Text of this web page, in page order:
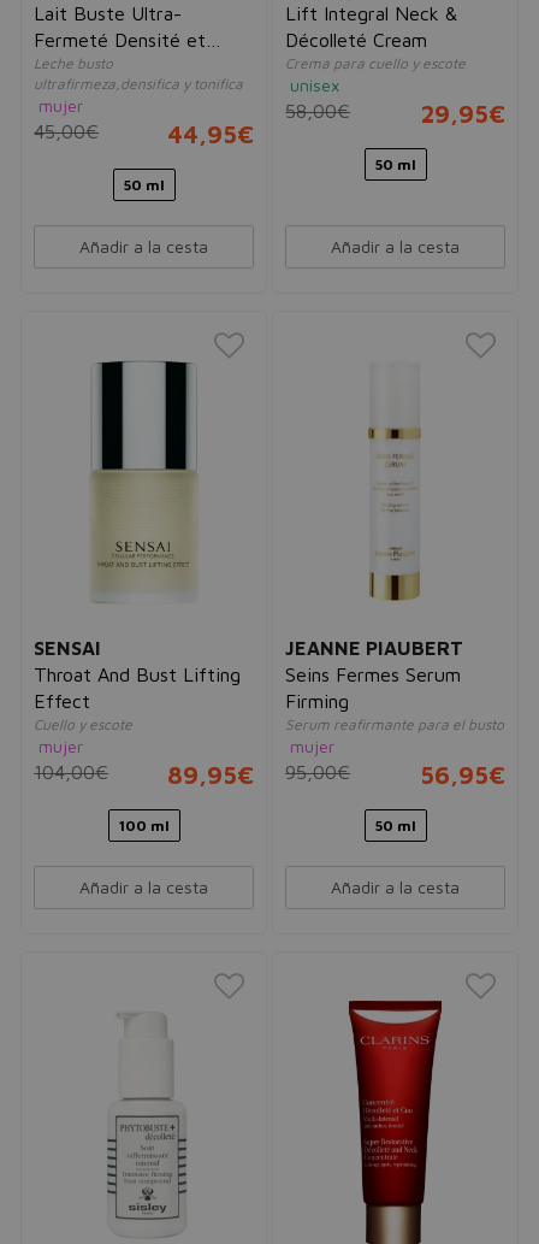
Lait Buste Ultra-
Fermeté Densité et
Tonicité
Leche busto
ultrafirmeza,densifica y tonifica
mujer
45,00€ 44,95€
50 ml
Añadir a la cesta
Lift Integral Neck &
Décolleté Cream
Crema para cuello y escote
unisex
58,00€ 29,95€
50 ml
Añadir a la cesta
SENSAI
Throat And Bust Lifting
Effect
Cuello y escote
mujer
104,00€ 89,95€
100 ml
Añadir a la cesta
JEANNE PIAUBERT
Seins Fermes Serum
Firming
Serum reafirmante para el busto
mujer
95,00€ 56,95€
50 ml
Añadir a la cesta